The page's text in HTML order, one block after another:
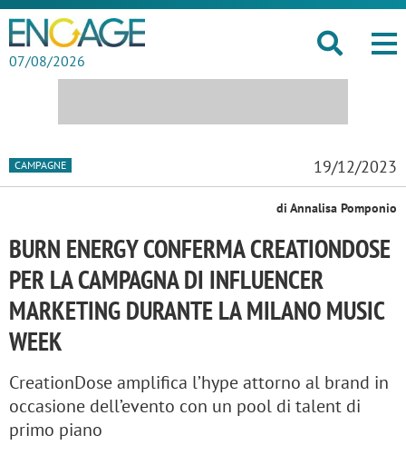
07/08/2026
CAMPAGNE 19/12/2023
di Annalisa Pomponio
BURN ENERGY CONFERMA CREATIONDOSE
PER LA CAMPAGNA DI INFLUENCER
MARKETING DURANTE LA MILANO MUSIC
WEEK
CreationDose amplifica l’hype attorno al brand in
occasione dell’evento con un pool di talent di
primo piano